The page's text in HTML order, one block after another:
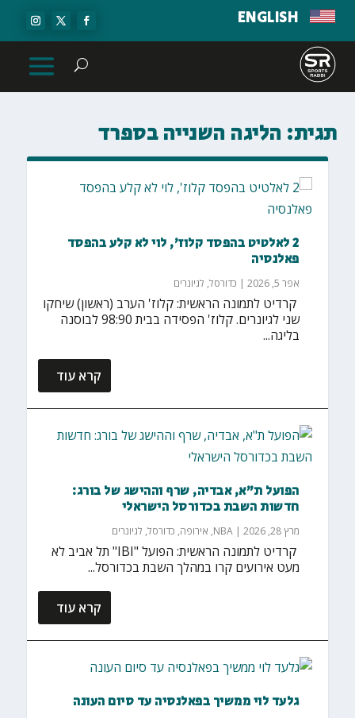
ENGLISH
תגית: הליגה השנייה בספרד
2 לאלטיט בהפסד קלוז', לוי לא קלע בהפסד
פאלנסיה
אפר 5, 2026 | כדורסל, לגיונרים
‏ קרדיט לתמונה הראשית: קלוז' הערב (ראשון) שיחקו
שני לגיונרים. קלוז' הפסידה בבית 98:90 לבוסנה
בליגה...
קרא עוד
הפועל ת"א, אבדיה, שרף וההישג של בורג:
חדשות השבת בכדורסל הישראלי
מרץ 28, 2026 |
NBA
, אירופה, כדורסל, לגיונרים
‏ קרדיט לתמונה הראשית: הפועל "IBI" תל אביב לא
מעט אירועים קרו במהלך השבת בכדורסל...
קרא עוד
גלעד לוי ממשיך בפאלנסיה עד סיום העונה